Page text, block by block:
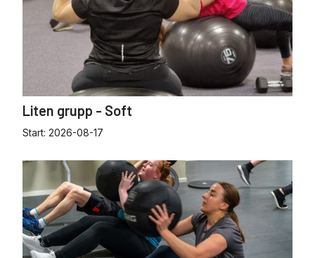
Liten grupp - Soft
Start: 2026-08-17